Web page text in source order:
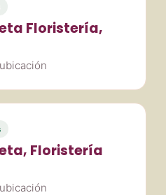
Floristería,
Floristería